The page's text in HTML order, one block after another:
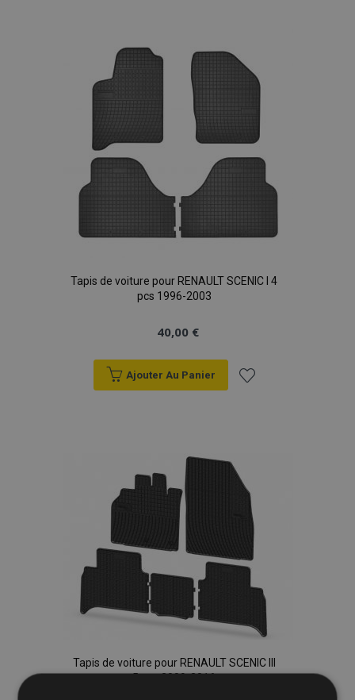
d'achats
Tapis de voiture pour RENAULT SCENIC I 4
pcs 1996-2003
40,00 €
Ajouter Au Panier
liste
d'achats
Tapis de voiture pour RENAULT SCENIC III
5 pcs 2009-2016